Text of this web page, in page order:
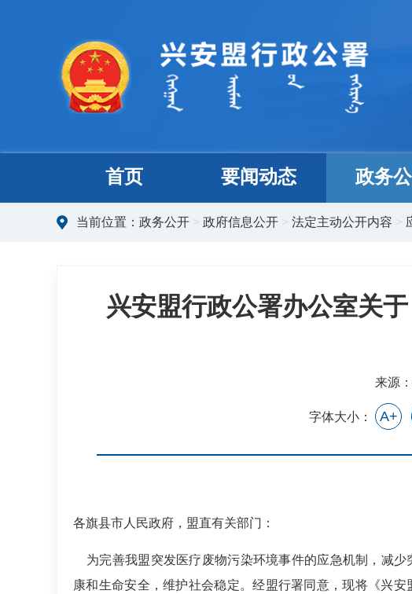
首页 要闻动态 政务
当前位置： 政务公开 > 政府信息公开 > 法定主动公开内容 >
兴安盟行政公署办公室关
来源
字体大小： A+
各旗县市人民政府，盟直有关部门：
为完善我盟突发医疗废物污染环境事件的应急机制，减
康和生命安全，维护社会稳定。经盟行署同意，现将《兴